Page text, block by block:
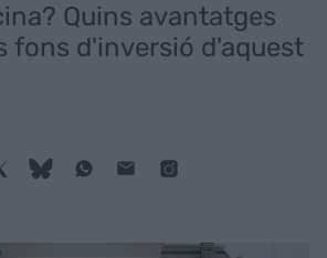
Quins avantatges
fons d'inversió d'aquest